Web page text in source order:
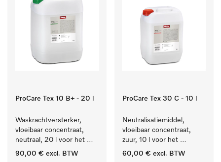
ProCare Tex 10 B+ - 20 l
Waskrachtversterker,
vloeibaar concentraat,
neutraal, 20 l voor het
effectief verwijderen van
90,00 € excl. BTW
ProCare Tex 30 C - 10 l
Neutralisatiemiddel,
vloeibaar concentraat,
zuur, 10 l voor het
optimaal beschermen van
60,00 € excl. BTW